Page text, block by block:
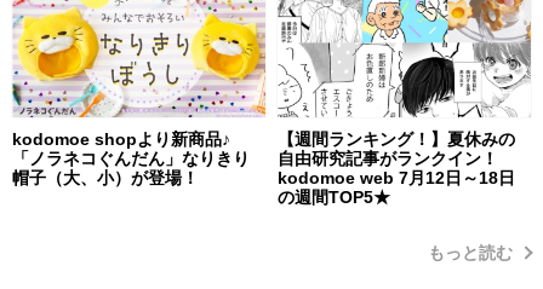
kodomoe shopより新商品♪
「ノラネコぐんだん」なりきり
帽子（大、小）が登場！
【週間ランキング！】夏休みの
自由研究記事がランクイン！
kodomoe web 7月12日～18日
の週間TOP5★
もっと読む